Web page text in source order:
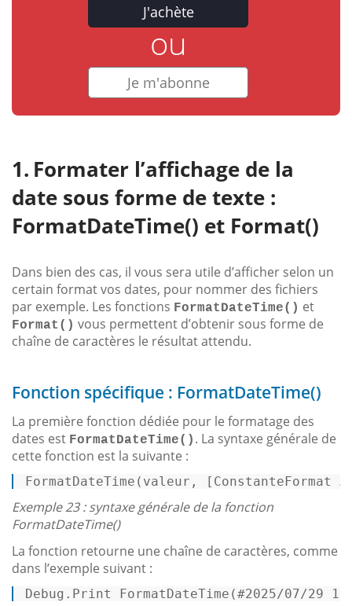
J'achète
ou
Je m'abonne
Formater l’affichage de la
date sous forme de texte :
FormatDateTime() et Format()
Dans bien des cas, il vous sera utile d’afficher selon un
certain format vos dates, pour nommer des fichiers
par exemple. Les fonctions FormatDateTime() et
Format() vous permettent d’obtenir sous forme de
chaîne de caractères le résultat attendu.
Fonction spécifique : FormatDateTime()
La première fonction dédiée pour le formatage des
dates est FormatDateTime() . La syntaxe générale de
cette fonction est la suivante :
FormatDateTime (valeur, [ConstanteFormat
Exemple 23 : syntaxe générale de la fonction
FormatDateTime()
La fonction retourne une chaîne de caractères, comme
dans l’exemple suivant :
Debug .Print FormatDateTime (#2025/07/29 10